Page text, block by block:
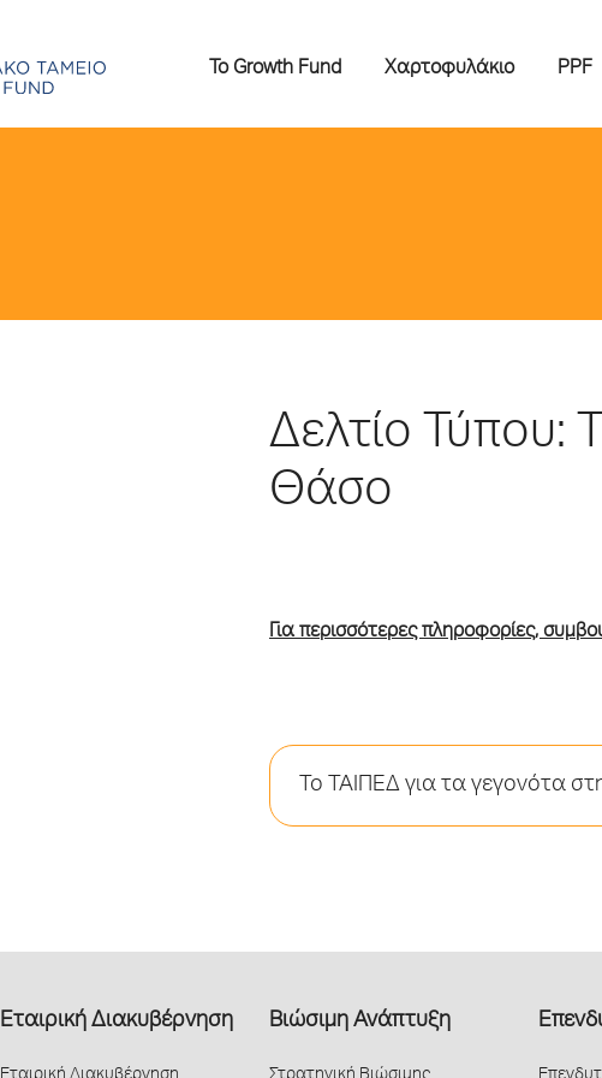
Το Growth Fund Χαρτοφυλάκιο PPF
Δελτίο Τύπου:
Θάσο
Για περισσότερες πληροφορίες,
Το ΤΑΙΠΕΔ για τα γεγονότα
Εταιρική Διακυβέρνηση Βιώσιμη Ανάπτυξη